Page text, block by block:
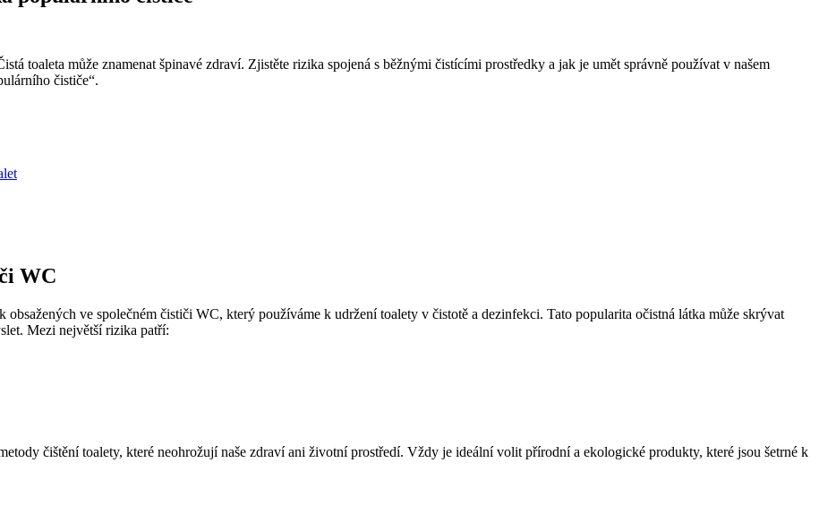
toaleta může znamenat špinavé zdraví. Zjistěte rizika spojená s běžnými čistícími prostředky a jak je umět správně používat v našem
čističe“.
WC
ve společném čističi WC, který používáme k udržení toalety v čistotě a dezinfekci. Tato popularita očistná látka může skrývat
Mezi největší rizika patří:
čištění toalety, které neohrožují naše zdraví ani životní prostředí. Vždy je ideální volit přírodní a ekologické produkty, které jsou šetrné k